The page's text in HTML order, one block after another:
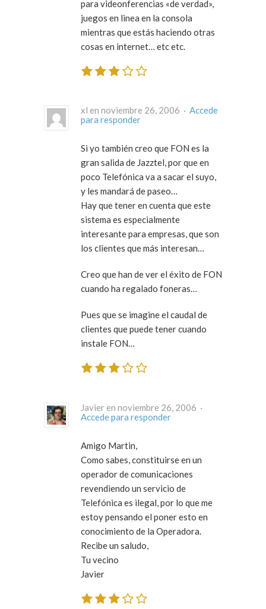
para videonferencias «de verdad»,
juegos en linea en la consola
mientras que estás haciendo otras
cosas en internet… etc etc.
xl en noviembre 26, 2006 · Accede
para responder
Si yo también creo que FON es la
gran salida de Jazztel, por que en
poco Telefónica va a sacar el suyo,
y les mandará de paseo…
Hay que tener en cuenta que este
sistema es especialmente
interesante para empresas, que son
los clientes que más interesan…
Creo que han de ver el éxito de FON
cuando ha regalado foneras…
Pues que se imagine el caudal de
clientes que puede tener cuando
instale FON…
Javier en noviembre 26, 2006 ·
Accede para responder
Amigo Martin,
Como sabes, constituirse en un
operador de comunicaciones
revendiendo un servicio de
Telefónica es ilegal, por lo que me
estoy pensando el poner esto en
conocimiento de la Operadora.
Recibe un saludo,
Tu vecino
Javier